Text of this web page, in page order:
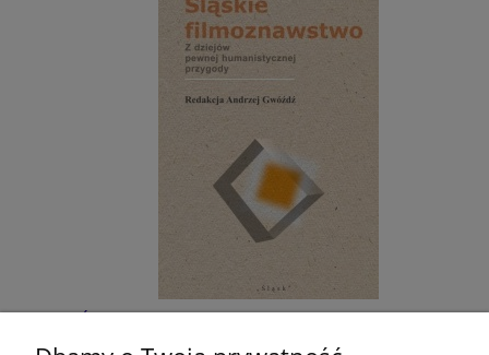
Śląskie filmoznawstwo. Z dziejów pewnej
humanistycznej przygody